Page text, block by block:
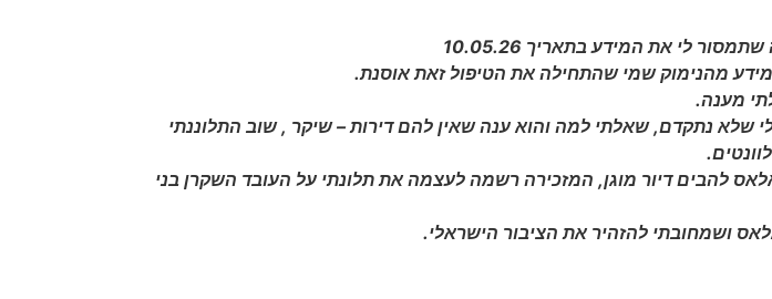
לי את המידע בתאריך 10.05.26
מהנימוק שמי שהתחילה את הטיפול זאת אוסנת.
מענה.
נתקדם, שאלתי למה והוא ענה שאין להם דירות – שיקר , שוב התלוננתי
להבים דיור מוגן, המזכירה רשמה לעצמה את תלונתי על העובד השקרן בני
ושמחובתי להזהיר את הציבור הישראלי.